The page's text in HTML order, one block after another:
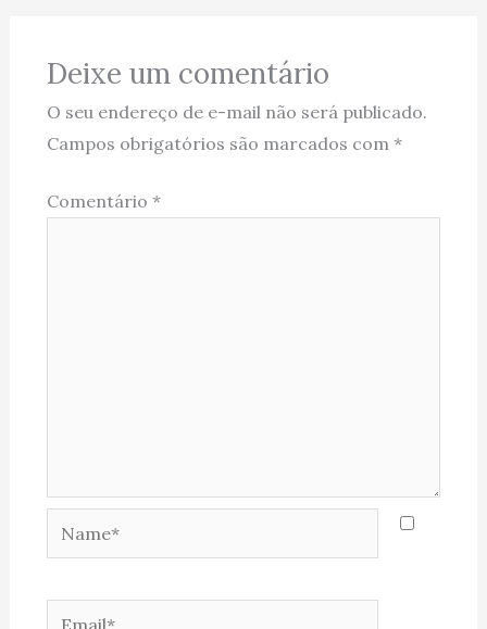
Deixe um comentário
O seu endereço de e-mail não será publicado.
Campos obrigatórios são marcados com *
Comentário *
Name*
Email*